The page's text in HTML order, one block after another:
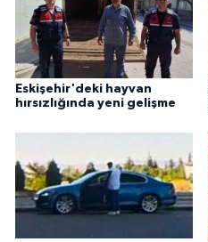
Eskişehir'deki hayvan
hırsızlığında yeni gelişme